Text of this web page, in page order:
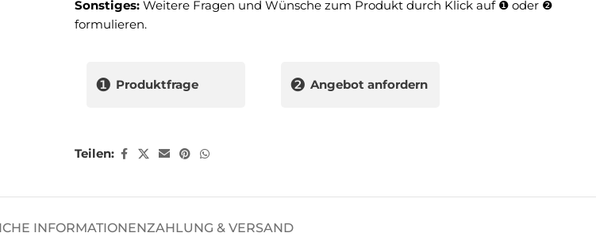
Sonstiges: Weitere Fragen und Wünsche zum Produkt durch Klick auf ❶ oder ❷
formulieren.
❶ Produktfrage ❷ Angebot anfordern
Teilen:
INFORMATIONENZAHLUNG & VERSAND